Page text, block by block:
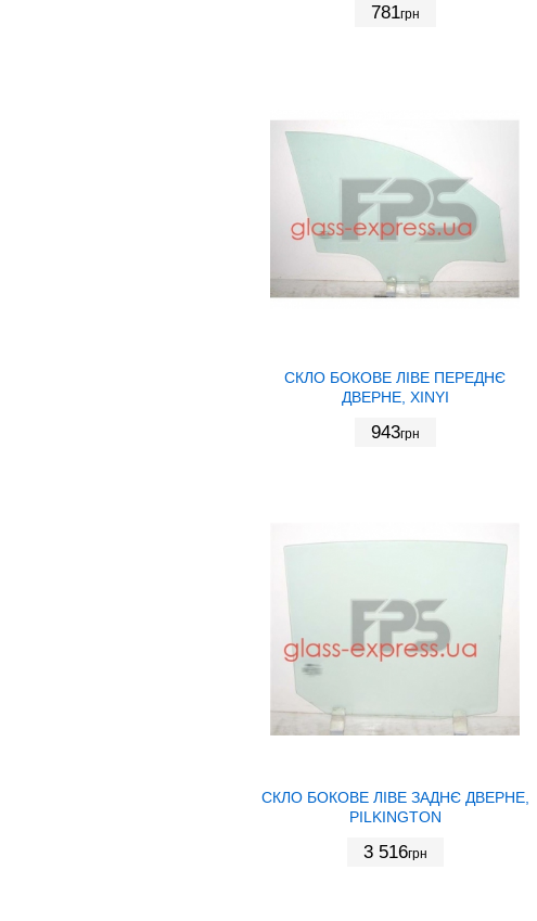
781грн
СКЛО БОКОВЕ ЛІВЕ ПЕРЕДНЄ
ДВЕРНЕ, XINYI
943грн
СКЛО БОКОВЕ ЛІВЕ ЗАДНЄ ДВЕРНЕ,
PILKINGTON
3 516грн